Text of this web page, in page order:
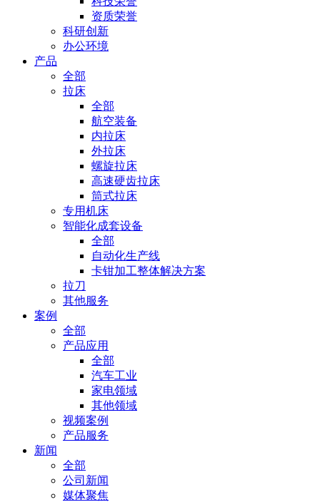
资质荣誉
科研创新
办公环境
产品
全部
拉床
全部
航空装备
内拉床
外拉床
螺旋拉床
高速硬齿拉床
筒式拉床
专用机床
智能化成套设备
全部
自动化生产线
卡钳加工整体解决方案
拉刀
其他服务
案例
全部
产品应用
全部
汽车工业
家电领域
其他领域
视频案例
产品服务
新闻
全部
公司新闻
媒体聚焦